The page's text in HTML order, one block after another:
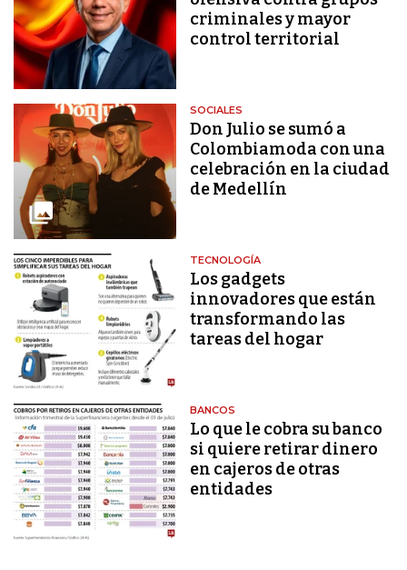
criminales y mayor
control territorial
SOCIALES
Don Julio se sumó a
Colombiamoda con una
celebración en la ciudad
de Medellín
TECNOLOGÍA
Los gadgets
innovadores que están
transformando las
tareas del hogar
BANCOS
Lo que le cobra su banco
si quiere retirar dinero
en cajeros de otras
entidades